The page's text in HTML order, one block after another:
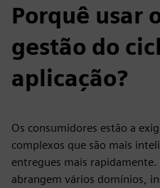
Porquê usar
gestão do
aplicação?
Os consumidores estão a
complexos que são mais
entregues mais
abrangem vários domínios,